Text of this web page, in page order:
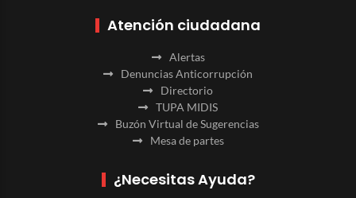
Atención ciudadana
Alertas
Denuncias Anticorrupción
Directorio
TUPA MIDIS
Buzón Virtual de Sugerencias
Mesa de partes
¿Necesitas Ayuda?